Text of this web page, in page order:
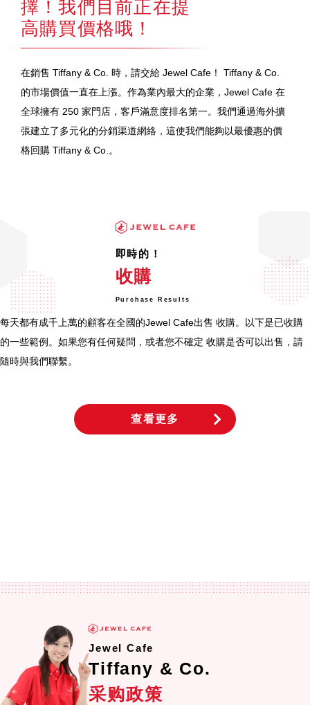
擇！我們目前正在提
高購買價格哦！
在銷售 Tiffany & Co. 時，請交給 Jewel Cafe！ Tiffany & Co.
的市場價值一直在上漲。作為業內最大的企業，Jewel Cafe 在
全球擁有 250 家門店，客戶滿意度排名第一。我們通過海外擴
張建立了多元化的分銷渠道網絡，這使我們能夠以最優惠的價
格回購 Tiffany & Co.。
即時的！
收購
Purchase Results
每天都有成千上萬的顧客在全國的Jewel Cafe出售 收購。以下是已收購
的一些範例。如果您有任何疑問，或者您不確定 收購是否可以出售，請
隨時與我們聯繫。
查看更多
Jewel Cafe
Tiffany & Co.
采购政策